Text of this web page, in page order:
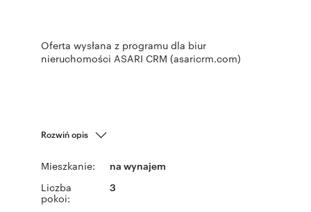
Oferta wysłana z programu dla biur
nieruchomości ASARI CRM (asaricrm.com)
Rozwiń opis
Mieszkanie: na wynajem
Liczba
pokoi:
3